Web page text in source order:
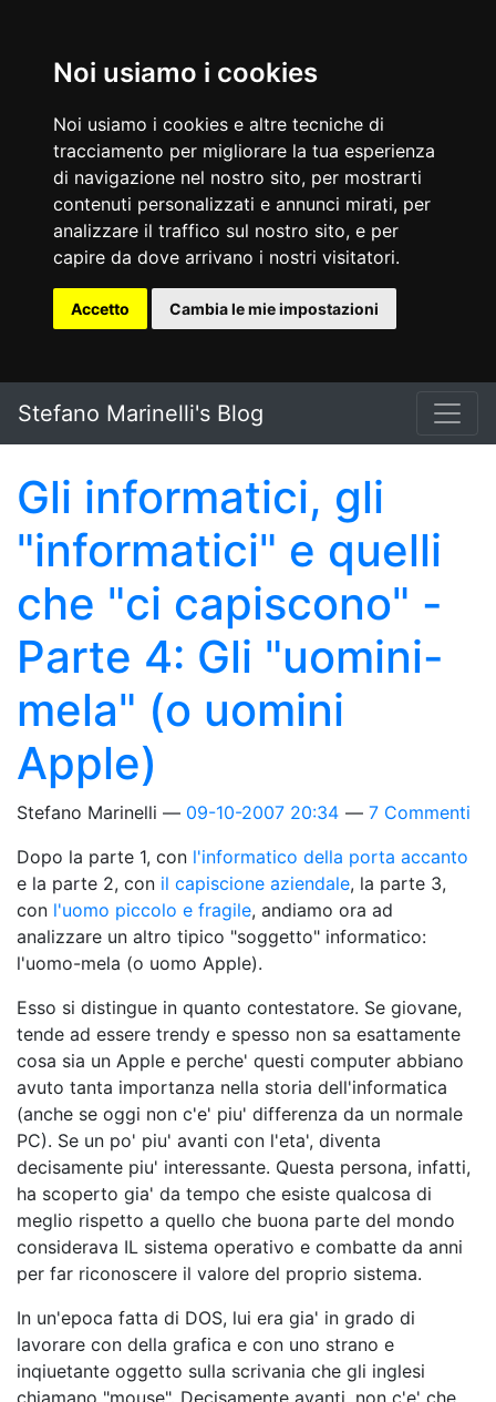
Noi usiamo i cookies
Noi usiamo i cookies e altre tecniche di
tracciamento per migliorare la tua esperienza
di navigazione nel nostro sito, per mostrarti
contenuti personalizzati e annunci mirati, per
analizzare il traffico sul nostro sito, e per
capire da dove arrivano i nostri visitatori.
Accetto Cambia le mie impostazioni
Stefano Marinelli's Blog
Gli informatici, gli
"informatici" e quelli
che "ci capiscono" -
Parte 4: Gli "uomini-
mela" (o uomini
Apple)
Stefano Marinelli 09-10-2007 20:34
7 Commenti
Dopo la parte 1, con l'informatico della porta accanto
e la parte 2, con il capiscione aziendale, la parte 3,
con l'uomo piccolo e fragile, andiamo ora ad
analizzare un altro tipico "soggetto" informatico:
l'uomo-mela (o uomo Apple).
Esso si distingue in quanto contestatore. Se giovane,
tende ad essere trendy e spesso non sa esattamente
cosa sia un Apple e perche' questi computer abbiano
avuto tanta importanza nella storia dell'informatica
(anche se oggi non c'e' piu' differenza da un normale
PC). Se un po' piu' avanti con l'eta', diventa
decisamente piu' interessante. Questa persona, infatti,
ha scoperto gia' da tempo che esiste qualcosa di
meglio rispetto a quello che buona parte del mondo
considerava IL sistema operativo e combatte da anni
per far riconoscere il valore del proprio sistema.
In un'epoca fatta di DOS, lui era gia' in grado di
lavorare con della grafica e con uno strano e
inqiuetante oggetto sulla scrivania che gli inglesi
chiamano "mouse". Decisamente avanti, non c'e' che